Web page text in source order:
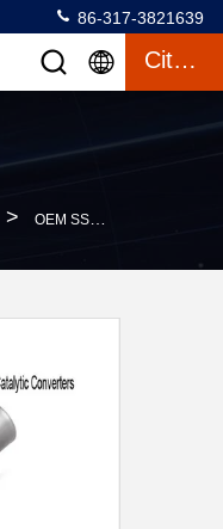
86-317-3821639
Citaat
> OEM SS409 Auto-Uitlaatkatalysator Standaardmaat Toyota-Montage